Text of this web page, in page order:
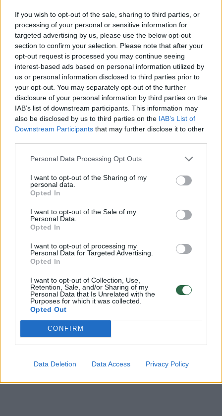
If you wish to opt-out of the sale, sharing to third parties, or
processing of your personal or sensitive information for
targeted advertising by us, please use the below opt-out
section to confirm your selection. Please note that after your
opt-out request is processed you may continue seeing
interest-based ads based on personal information utilized by
us or personal information disclosed to third parties prior to
your opt-out. You may separately opt-out of the further
disclosure of your personal information by third parties on the
IAB’s list of downstream participants. This information may
also be disclosed by us to third parties on the IAB’s List of
Downstream Participants that may further disclose it to other
Personal Data Processing Opt Outs
I want to opt-out of the Sharing of my
personal data.
Opted In
I want to opt-out of the Sale of my
Personal Data.
Opted In
I want to opt-out of processing my
Personal Data for Targeted Advertising.
Opted In
I want to opt-out of Collection, Use,
Retention, Sale, and/or Sharing of my
Personal Data that Is Unrelated with the
Purposes for which it was collected.
Opted Out
CONFIRM
Data Deletion Data Access Privacy Policy
Taip pat nepavydėtina komanda ir LKL. Iš
vienos pusės nesinori turėti tokio pavyzdžio,
kaip šiemet buvo „Mažeikiai“, o pernai
„Gargždai“, o iš kitos pusės – jei liktų 8
komandos, reiktų keisti sistemą“, –
samprotavo M.Kuzminskas.
Komentuoti po šiuo straipsniu
Komentuoti gali tik Lrytas registruoti vartotojai.
Prisijunkite prie registruotų vartotojų
bendruomenės ir bendraukite komentaruose!
Rodyti komentarus
Prisijungti komentatoriams